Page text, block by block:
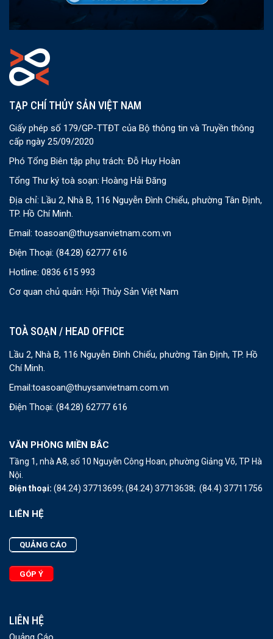
TẠP CHÍ THỦY SẢN VIỆT NAM
Giấy phép số 179/GP-TTĐT của Bộ thông tin và Truyền thông
cấp ngày 25/09/2020
Phó Tổng Biên tập phụ trách: Đỗ Huy Hoàn
Tổng Thư ký toà soạn: Hoàng Hải Đăng
Địa chỉ: Lầu 2, Nhà B, 116 Nguyễn Đình Chiểu, phường Tân Định,
TP. Hồ Chí Minh.
Email: toasoan@thuysanvietnam.com.vn
Điện Thoại: (84.28) 62777 616
Hotline: 0836 615 993
Cơ quan chủ quản: Hội Thủy Sản Việt Nam
TOÀ SOẠN / HEAD OFFICE
Lầu 2, Nhà B, 116 Nguyễn Đình Chiểu, phường Tân Định, TP. Hồ
Chí Minh.
Email:toasoan@thuysanvietnam.com.vn
Điện Thoại: (84.28) 62777 616
VĂN PHÒNG MIỀN BẮC
Tầng 1, nhà A8, số 10 Nguyễn Công Hoan, phường Giảng Võ, TP Hà
Nội.
Điện thoại: (84.24) 37713699; (84.24) 37713638; (84.4) 37711756
LIÊN HỆ
QUẢNG CÁO
GÓP Ý
LIÊN HỆ